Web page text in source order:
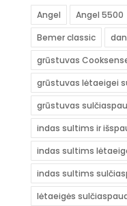
Angel Angel 5500
Bemer classic
grūstuvas
grūstuvas lėtaeigei
grūstuvas
indas sultims ir
indas sultims
indas sultims
lėtaeigės